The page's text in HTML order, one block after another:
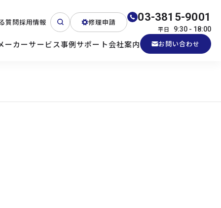
質問採用情報 修理申請 03-3815-9001
平日 9:30 - 18:00
産業用PC
ーカーサービス事例サポート会社案内 お問い合わせ